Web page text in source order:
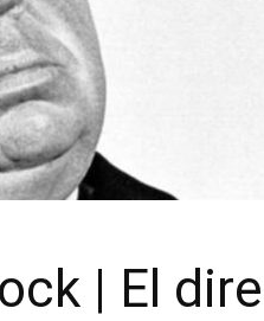
| El